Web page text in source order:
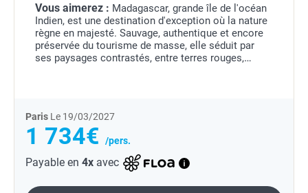
Vous aimerez : Madagascar, grande île de l'océan
Indien, est une destination d'exception où la nature
règne en majesté. Sauvage, authentique et encore
préservée du tourisme de masse, elle séduit par
ses paysages contrastés, entre terres rouges,
Paris Le 19/03/2027
1 734€ /pers.
Payable en 4x avec